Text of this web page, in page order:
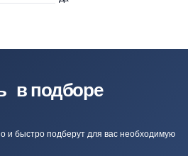
в подборе
и быстро подберут для вас необходимую